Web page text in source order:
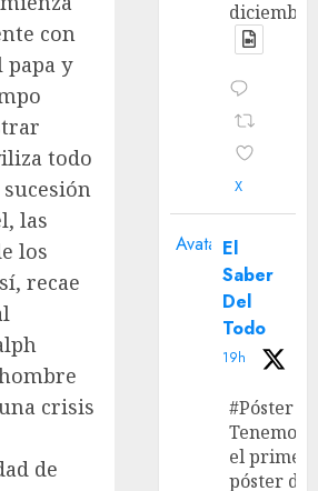
con
y
todo
las
los
recae
crisis
de
X
Avatar El
Saber
Del
Todo
19h
#Póster
Tenemos
el primer
póster de